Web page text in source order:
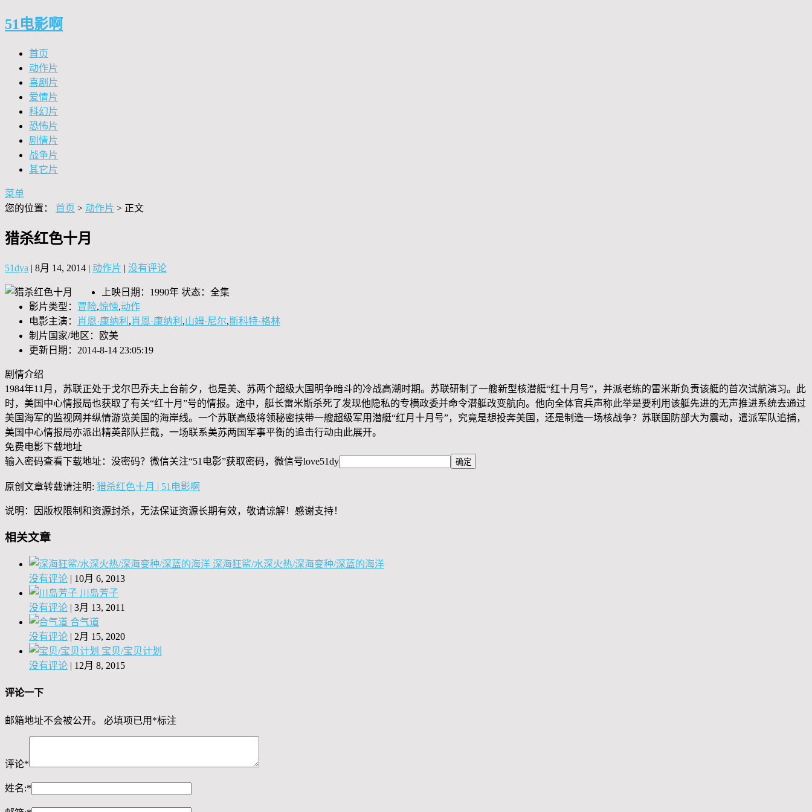
51电影啊
首页
动作片
喜剧片
爱情片
科幻片
恐怖片
剧情片
战争片
其它片
菜单
您的位置： 首页 > 动作片 > 正文
猎杀红色十月
51dya | 8月 14, 2014 | 动作片 | 没有评论
上映日期：1990年 状态：全集
影片类型：
冒险,惊悚,动作
电影主演：
肖恩·康纳利 ,肖恩·康纳利 ,山姆·尼尔,斯科特·格林
制片国家/地区：欧美
更新日期：2014-8-14 23:05:19
剧情介绍
1984年11月，苏联正处于戈尔巴乔夫上台前夕，也是美、苏两个超级大国明争暗斗的冷战高潮时期。苏联研制了一艘新型核潜艇“红十月号”，并派老练的雷米斯负责该艇的首次试航演习。此
时，美国中心情报局也获取了有关“红十月”号的情报。途中，艇长雷米斯杀死了发现他隐私的专横政委并命令潜艇改变航向。他向全体官兵声称此举是要利用该艇先进的无声推进系统去通过
美国海军的监视网并纵情游览美国的海岸线。一个苏联高级将领秘密挟带一艘超级军用潜艇“红月十月号”，究竟是想投奔美国，还是制造一场核战争？苏联国防部大为震动，遣派军队追捕，
美国中心情报局亦派出精英部队拦截，一场联系美苏两国军事平衡的追击行动由此展开。
免费电影下载地址
输入密码查看下载地址：没密码？微信关注“51电影”获取密码，微信号love51dy
原创文章转载请注明: 猎杀红色十月 | 51电影啊
说明：因版权限制和资源封杀，无法保证资源长期有效，敬请谅解！感谢支持！
相关文章
深海狂鲨/水深火热/深海变种/深蓝的海洋
没有评论 | 10月 6, 2013
川岛芳子
没有评论 | 3月 13, 2011
合气道
没有评论 | 2月 15, 2020
宝贝/宝贝计划
没有评论 | 12月 8, 2015
评论一下
邮箱地址不会被公开。 必填项已用 *标注
评论*
姓名:*